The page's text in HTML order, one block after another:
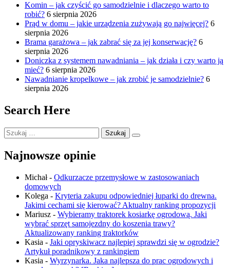
Komin – jak czyścić go samodzielnie i dlaczego warto to
robić? 6 sierpnia 2026
Prąd w domu – jakie urządzenia zużywają go najwięcej? 6
sierpnia 2026
Brama garażowa – jak zabrać się za jej konserwację? 6
sierpnia 2026
Doniczka z systemem nawadniania – jak działa i czy warto ją
mieć? 6 sierpnia 2026
Nawadnianie kropelkowe – jak zrobić je samodzielnie? 6
sierpnia 2026
Search Here
Szukaj:
Najnowsze opinie
Michał- Odkurzacze przemysłowe w zastosowaniach
domowych
Kolega - Kryteria zakupu odpowiedniej łuparki do drewna.
Jakimi cechami się kierować? Aktualny ranking propozycji
Mariusz - Wybieramy traktorek kosiarkę ogrodową. Jaki
wybrać sprzęt samojezdny do koszenia trawy?
Aktualizowany ranking traktorków
Kasia - Jaki opryskiwacz najlepiej sprawdzi się w ogrodzie?
Artykuł poradnikowy z rankingiem
Kasia - Wyrzynarka. Jaka najlepsza do prac ogrodowych i